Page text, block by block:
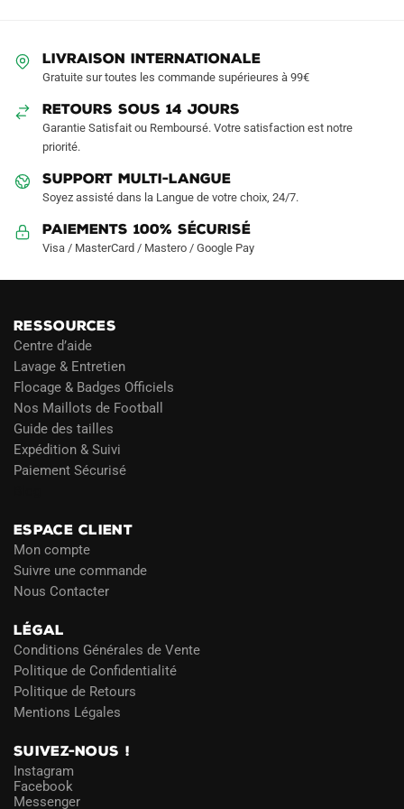
être
choisies
sur
page
produit
LIVRAISON INTERNATIONALE
Gratuite sur toutes les commande supérieures à 99€
RETOURS SOUS 14 JOURS
Garantie Satisfait ou Remboursé. Votre satisfaction est notre
priorité.
SUPPORT MULTI-LANGUE
Soyez assisté dans la Langue de votre choix, 24/7.
Paiements 100% Sécurisé
Visa / MasterCard / Mastero / Google Pay
RESSOURCES
Centre d’aide
Lavage & Entretien
Flocage & Badges Officiels
Nos Maillots de Football
Guide des tailles
Expédition & Suivi
Paiement Sécurisé
ESPACE CLIENT
Mon compte
Suivre une commande
Nous Contacter
LÉGAL
Conditions Générales de Vente
Politique de Confidentialité
Politique de Retours
Mentions Légales
SUIVEZ-NOUS !
Instagram
Facebook
Messenger